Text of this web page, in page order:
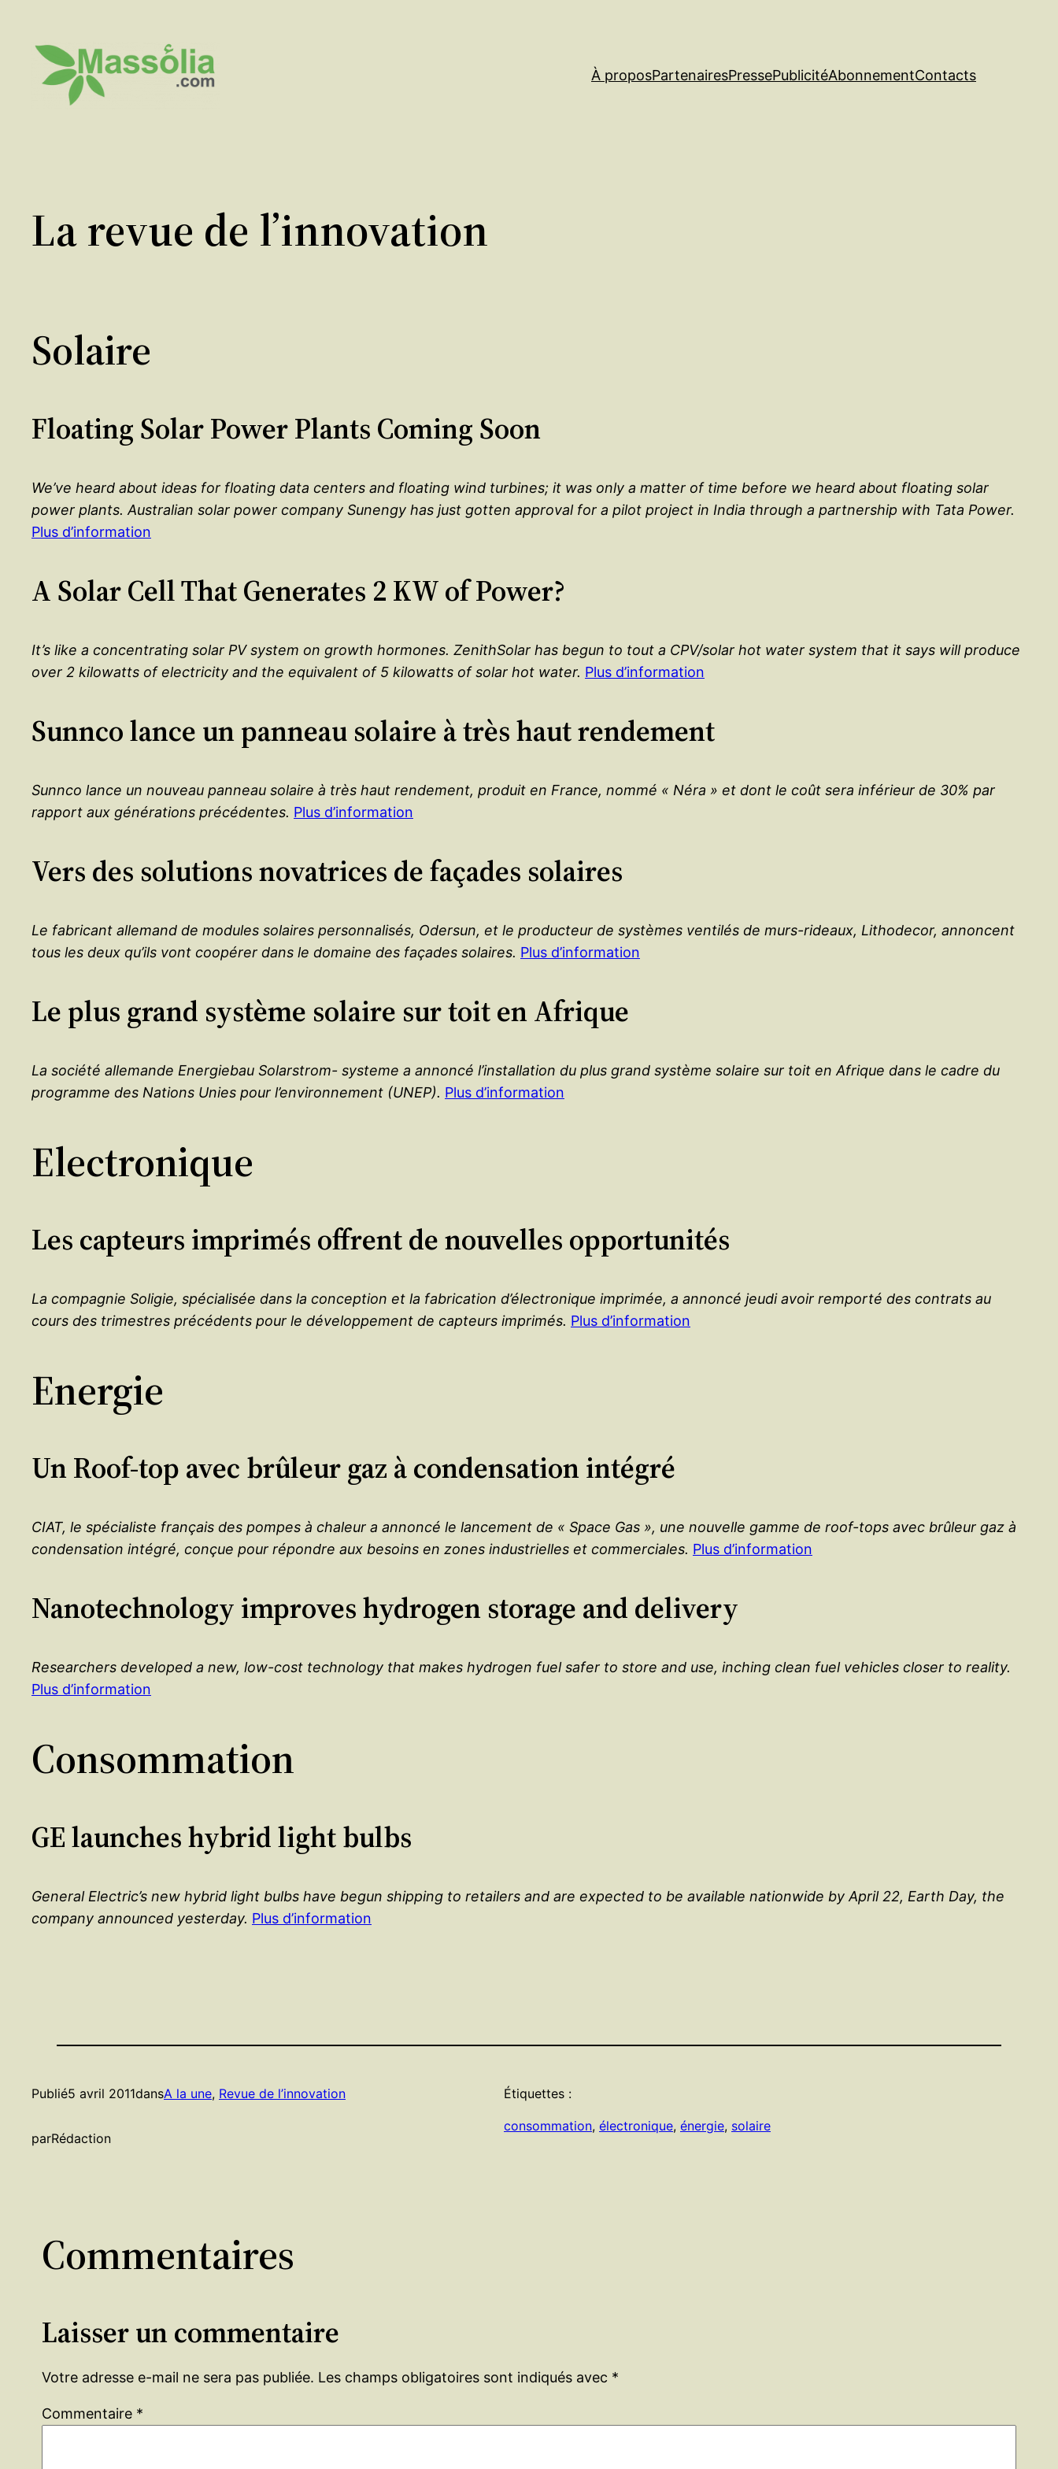
contenu
À proposPartenairesPressePublicitéAbonnementContacts
La revue de l’innovation
Solaire
Floating Solar Power Plants Coming Soon
We’ve heard about ideas for floating data centers and floating wind turbines; it was only a matter of time before we heard about floating solar
power plants. Australian solar power company Sunengy has just gotten approval for a pilot project in India through a partnership with Tata Power.
Plus d’information
A Solar Cell That Generates 2 KW of Power?
It’s like a concentrating solar PV system on growth hormones. ZenithSolar has begun to tout a CPV/solar hot water system that it says will produce
over 2 kilowatts of electricity and the equivalent of 5 kilowatts of solar hot water. Plus d’information
Sunnco lance un panneau solaire à très haut rendement
Sunnco lance un nouveau panneau solaire à très haut rendement, produit en France, nommé « Néra » et dont le coût sera inférieur de 30% par
rapport aux générations précédentes. Plus d’information
Vers des solutions novatrices de façades solaires
Le fabricant allemand de modules solaires personnalisés, Odersun, et le producteur de systèmes ventilés de murs-rideaux, Lithodecor, annoncent
tous les deux qu’ils vont coopérer dans le domaine des façades solaires. Plus d’information
Le plus grand système solaire sur toit en Afrique
La société allemande Energiebau Solarstrom- systeme a annoncé l’installation du plus grand système solaire sur toit en Afrique dans le cadre du
programme des Nations Unies pour l’environnement (UNEP). Plus d’information
Electronique
Les capteurs imprimés offrent de nouvelles opportunités
La compagnie Soligie, spécialisée dans la conception et la fabrication d’électronique imprimée, a annoncé jeudi avoir remporté des contrats au
cours des trimestres précédents pour le développement de capteurs imprimés. Plus d’information
Energie
Un Roof-top avec brûleur gaz à condensation intégré
CIAT, le spécialiste français des pompes à chaleur a annoncé le lancement de « Space Gas », une nouvelle gamme de roof-tops avec brûleur gaz à
condensation intégré, conçue pour répondre aux besoins en zones industrielles et commerciales. Plus d’information
Nanotechnology improves hydrogen storage and delivery
Researchers developed a new, low-cost technology that makes hydrogen fuel safer to store and use, inching clean fuel vehicles closer to reality.
Plus d’information
Consommation
GE launches hybrid light bulbs
General Electric’s new hybrid light bulbs have begun shipping to retailers and are expected to be available nationwide by April 22, Earth Day, the
company announced yesterday. Plus d’information
Publié5 avril 2011dansA la une, Revue de l’innovation
parRédaction
Étiquettes :
consommation, électronique, énergie, solaire
Commentaires
Laisser un commentaire
Votre adresse e-mail ne sera pas publiée. Les champs obligatoires sont indiqués avec *
Commentaire *